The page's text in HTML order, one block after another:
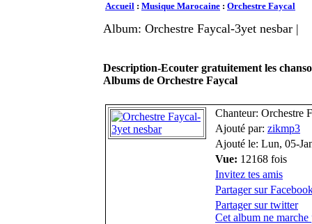
Accueil : Musique Marocaine : Orchestre Faycal
Album: Orchestre Faycal-3yet nesbar |
Description-Ecouter gratuitement les
Albums de Orchestre Faycal
Chanteur: Orchestre
Ajouté par: zikmp3
Ajouté le: Lun, 05-
Vue: 12168 fois
Invitez tes amis
Partager sur
Partager sur twitter
Cet album ne marche